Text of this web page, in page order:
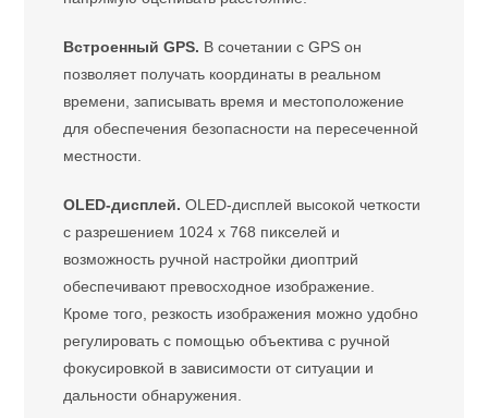
Встроенный GPS. В сочетании с GPS он
позволяет получать координаты в реальном
времени, записывать время и местоположение
для обеспечения безопасности на пересеченной
местности.
OLED-дисплей. OLED-дисплей высокой четкости
с разрешением 1024 x 768 пикселей и
возможность ручной настройки диоптрий
обеспечивают превосходное изображение.
Кроме того, резкость изображения можно удобно
регулировать с помощью объектива с ручной
фокусировкой в зависимости от ситуации и
дальности обнаружения.